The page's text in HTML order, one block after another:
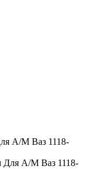
А/М Ваз 1118-